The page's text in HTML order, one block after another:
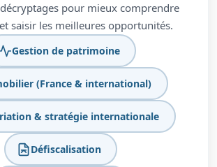
pour mieux comprendre
saisir les meilleures opportunités.
Gestion de patrimoine
(France & international)
& stratégie internationale
Défiscalisation